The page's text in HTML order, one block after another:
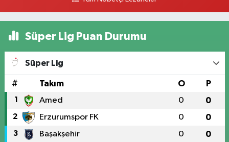
Süper Lig Puan Durumu
Süper Lig
# Takım O P
1 Amed 0 0
2 Erzurumspor FK 0 0
3 Başakşehir 0 0